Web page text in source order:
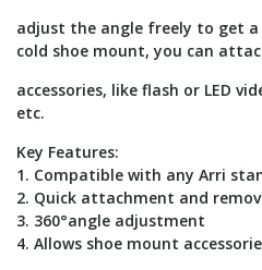
adjust the angle freely to get
cold shoe mount, you can
accessories, like flash or LED
etc.
Key Features:
1. Compatible with any Arri
2. Quick attachment and
3. 360°angle adjustment
4. Allows shoe mount